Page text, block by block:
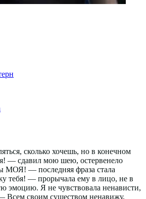
сколько хочешь, но в конечном
— сдавил мою шею, остервенело
МОЯ! — последняя фраза стала
тебя! — прорычала ему в лицо, не в
эмоцию. Я не чувствовала ненависти,
Всем своим существом ненавижу,